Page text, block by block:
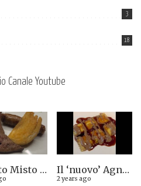
3
18
Canale Youtube
Il Fritto Misto del Centro di Priocca Il ‘nuovo’ Agnolotto di Torino del Mago Rabin
2 years ago